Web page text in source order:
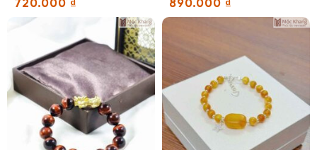
720.000 ₫ 890.000 ₫